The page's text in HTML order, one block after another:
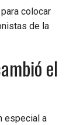
colocar
de la
el
especial a